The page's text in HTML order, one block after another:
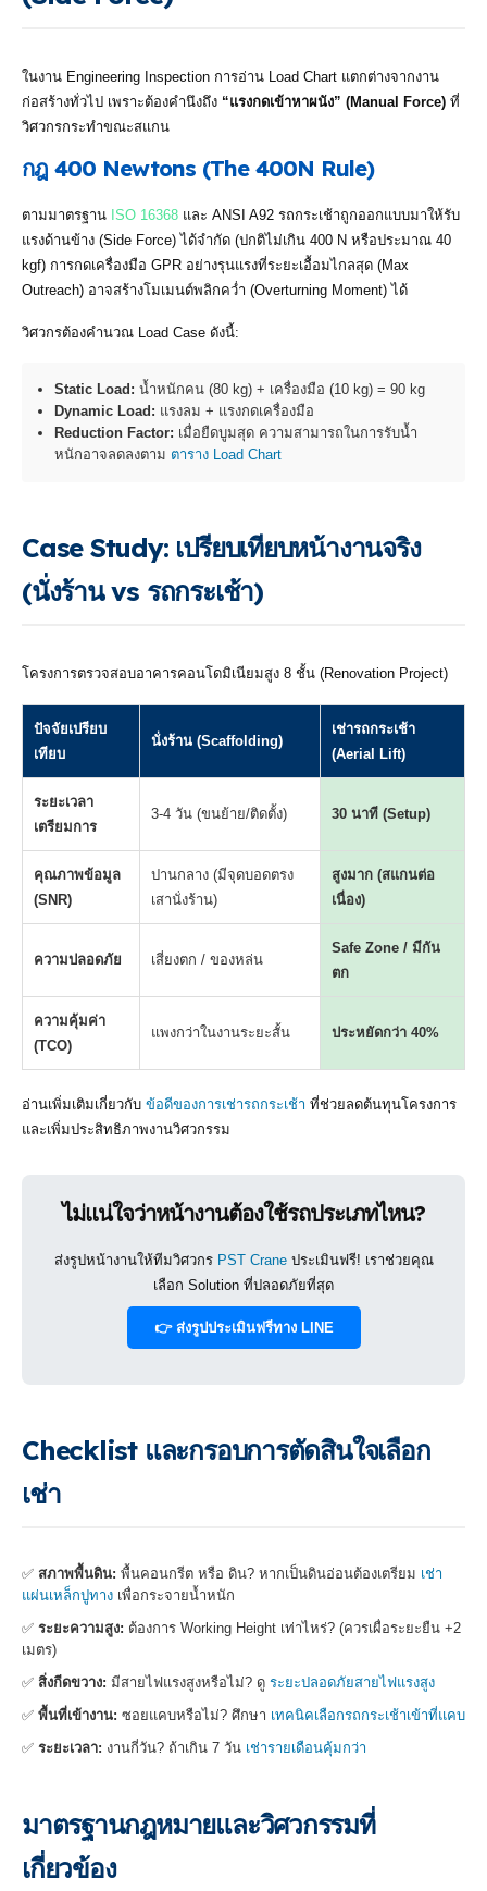
ในงาน Engineering Inspection การอ่าน Load Chart แตกต่างจากงาน
ก่อสร้างทั่วไป เพราะต้องคำนึงถึง “แรงกดเข้าหาผนัง” (Manual Force) ที่
วิศวกรกระทำขณะสแกน
กฎ 400 Newtons (The 400N Rule)
ตามมาตรฐาน ISO 16368 และ ANSI A92 รถกระเช้าถูกออกแบบมาให้รับ
แรงด้านข้าง (Side Force) ได้จำกัด (ปกติไม่เกิน 400 N หรือประมาณ 40
kgf) การกดเครื่องมือ GPR อย่างรุนแรงที่ระยะเอื้อมไกลสุด (Max
Outreach) อาจสร้างโมเมนต์พลิกคว่ำ (Overturning Moment) ได้
วิศวกรต้องคำนวณ Load Case ดังนี้:
Static Load: น้ำหนักคน (80 kg) + เครื่องมือ (10 kg) = 90 kg
Dynamic Load: แรงลม + แรงกดเครื่องมือ
Reduction Factor: เมื่อยืดบูมสุด ความสามารถในการรับน้ำ
หนักอาจลดลงตาม ตาราง Load Chart
Case Study: เปรียบเทียบหน้างานจริง
(นั่งร้าน vs รถกระเช้า)
โครงการตรวจสอบอาคารคอนโดมิเนียมสูง 8 ชั้น (Renovation Project)
ปัจจัยเปรียบ
เทียบ
นั่งร้าน (Scaffolding)
เช่ารถกระเช้า
(Aerial Lift)
ระยะเวลา
เตรียมการ
3-4 วัน (ขนย้าย/ติดตั้ง) 30 นาที (Setup)
คุณภาพข้อมูล
(SNR)
ปานกลาง (มีจุดบอดตรง
เสานั่งร้าน)
สูงมาก (สแกนต่อ
เนื่อง)
ความปลอดภัย เสี่ยงตก / ของหล่น
Safe Zone / มีกัน
ตก
ความคุ้มค่า
(TCO)
แพงกว่าในงานระยะสั้น ประหยัดกว่า 40%
อ่านเพิ่มเติมเกี่ยวกับ ข้อดีของการเช่ารถกระเช้า ที่ช่วยลดต้นทุนโครงการ
และเพิ่มประสิทธิภาพงานวิศวกรรม
ไม่แน่ใจว่าหน้างานต้องใช้รถประเภทไหน?
ส่งรูปหน้างานให้ทีมวิศวกร PST Craneประเมินฟรี! เราช่วยคุณ
เลือก Solution ที่ปลอดภัยที่สุด
👉 ส่งรูปประเมินฟรีทาง LINE
Checklist และกรอบการตัดสินใจเลือก
เช่า
✅ สภาพพื้นดิน: พื้นคอนกรีต หรือ ดิน? หากเป็นดินอ่อนต้องเตรียม เช่า
แผ่นเหล็กปูทาง เพื่อกระจายน้ำหนัก
✅ ระยะความสูง: ต้องการ Working Height เท่าไหร่? (ควรเผื่อระยะยืน +2
เมตร)
✅ สิ่งกีดขวาง: มีสายไฟแรงสูงหรือไม่? ดู ระยะปลอดภัยสายไฟแรงสูง
✅ พื้นที่เข้างาน: ซอยแคบหรือไม่? ศึกษา เทคนิคเลือกรถกระเช้าเข้าที่แคบ
✅ ระยะเวลา: งานกี่วัน? ถ้าเกิน 7 วัน เช่ารายเดือนคุ้มกว่า
มาตรฐานกฎหมายและวิศวกรรมที่
เกี่ยวข้อง